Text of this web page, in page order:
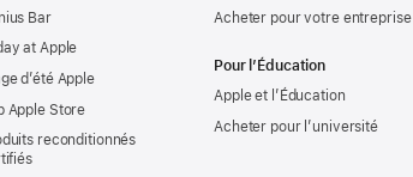
Bar
at Apple
d’été Apple
Apple Store
reconditionnés
Acheter pour votre entreprise
Pour l’Éducation
Apple et l’Éducation
Acheter pour l’université